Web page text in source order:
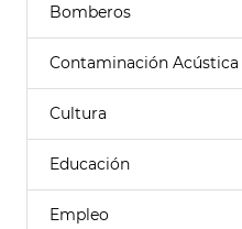
Bomberos
Contaminación Acústica
Cultura
Educación
Empleo